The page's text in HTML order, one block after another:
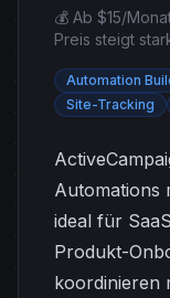
💰 Ab $15/
Preis steigt
Automation
Site-Tracking
Automations
ideal für
Produkt-
koordinieren